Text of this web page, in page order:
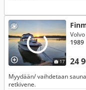
17 24
1989
Myydään/ vaihdetaan
retkivene.